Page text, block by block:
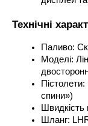
Технічні
Паливо:
Моделі:
спини»)
Швидкість
Шланг: